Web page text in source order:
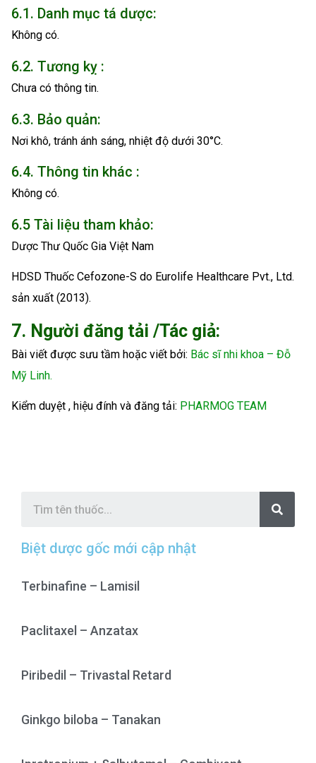
6.1. Danh mục tá dược:
Không có.
6.2. Tương kỵ :
Chưa có thông tin.
6.3. Bảo quản:
Nơi khô, tránh ánh sáng, nhiệt độ dưới 30°C.
6.4. Thông tin khác :
Không có.
6.5 Tài liệu tham khảo:
Dược Thư Quốc Gia Việt Nam
HDSD Thuốc Cefozone-S do Eurolife Healthcare Pvt., Ltd.
sản xuất (2013).
7. Người đăng tải /Tác giả:
Bài viết được sưu tầm hoặc viết bởi: Bác sĩ nhi khoa – Đỗ
Mỹ Linh.
Kiểm duyệt , hiệu đính và đăng tải: PHARMOG TEAM
S
a
r
Biệt dược gốc mới cập nhật
Terbinafine – Lamisil
Paclitaxel – Anzatax
Piribedil – Trivastal Retard
Ginkgo biloba – Tanakan